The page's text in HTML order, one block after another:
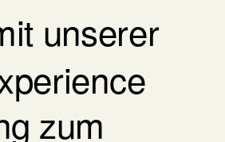
unserer
zum